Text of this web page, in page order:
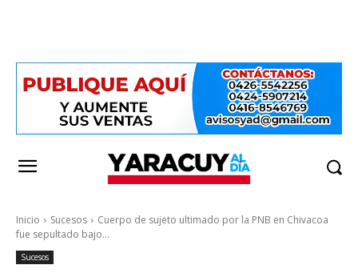
Inicio Sucesos
Cuerpo de sujeto ultimado por la PNB en Chivacoa
fue sepultado bajo...
Sucesos